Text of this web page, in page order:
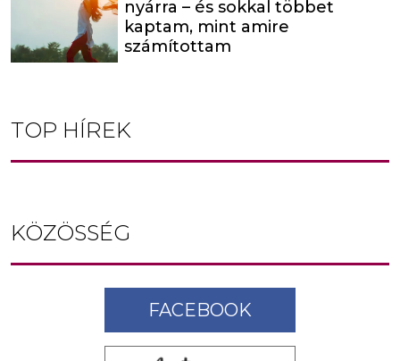
nyárra – és sokkal többet
kaptam, mint amire
számítottam
TOP HÍREK
KÖZÖSSÉG
FACEBOOK